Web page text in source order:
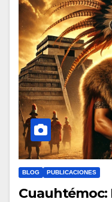
BLOG PUBLICACIONES
Cuauhtémoc: